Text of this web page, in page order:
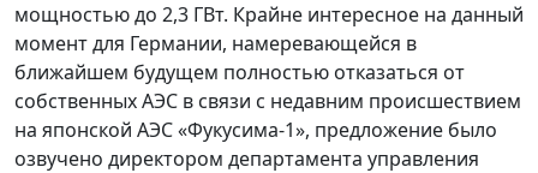
мощностью до 2,3 ГВт. Крайне интересное на данный
момент для Германии, намеревающейся в
ближайшем будущем полностью отказаться от
собственных АЭС в связи с недавним происшествием
на японской АЭС «Фукусима-1», предложение было
озвучено директором департамента управления